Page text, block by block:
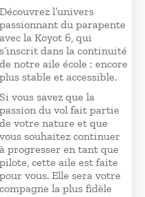
Découvrez l’univers
passionnant du parapente
avec la Koyot 6, qui
s’inscrit dans la continuité
de notre aile école : encore
plus stable et accessible.
Si vous savez que la
passion du vol fait partie
de votre nature et que
vous souhaitez continuer
à progresser en tant que
pilote, cette aile est faite
pour vous. Elle sera votre
compagne la plus fidèle